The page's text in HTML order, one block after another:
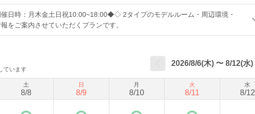
日時：月木金土日祝10:00~18:00◆◇ 2タイプのモデルルーム・周辺環境・
をご案内させていただくプランです。
ています
2026/8/6(木) 〜 8/12(水)
土
8/8
日
8/9
月
8/10
火
8/11
水
8/12